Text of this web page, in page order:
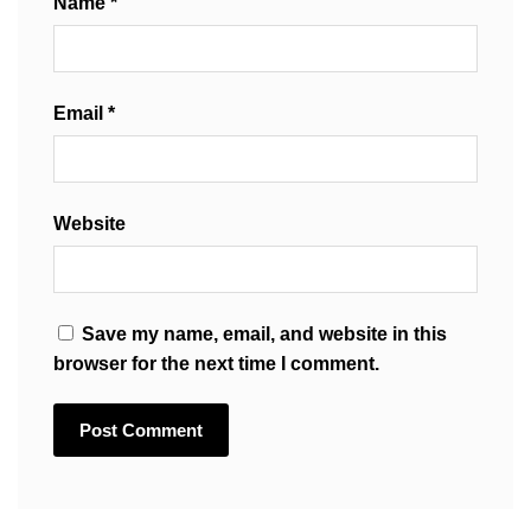
Email *
Website
Save my name, email, and website in this
browser for the next time I comment.